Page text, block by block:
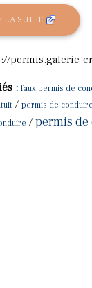
LA SUITE
permis.galerie-
: faux permis de
/ permis de
/permis